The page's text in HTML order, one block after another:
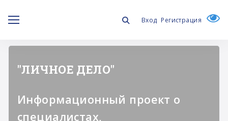
Вход Регистрация
"ЛИЧНОЕ ДЕЛО"
Информационный проект о
специалистах,